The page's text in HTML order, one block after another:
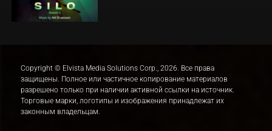
Copyright © Elvista Media Solutions Corp., 2026. Все права
защищены. Полное или частичное копирование материалов
разрешено только при наличии активной ссылки на источник.
Торговые марки, логотипы и изображения принадлежат их
законным владельцам.